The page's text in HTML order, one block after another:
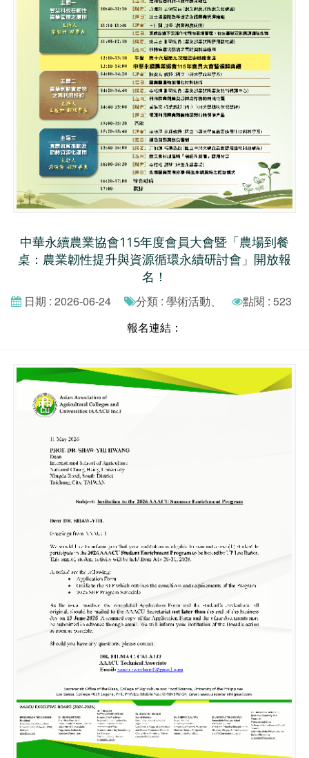
中華永續農業協會115年度會員大會暨「農場到餐
桌：農業韌性提升與資源循環永續研討會」開放報
名！
日期 : 2026-06-24 分類 : 學術活動、
點閱 : 523
報名連結：